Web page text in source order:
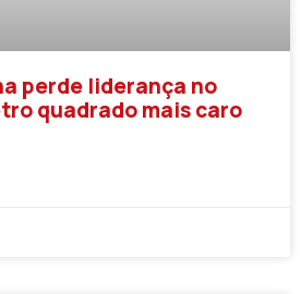
perde liderança no
quadrado mais caro